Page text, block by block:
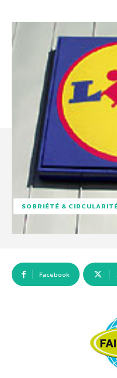
SOBRIÉTÉ &
Facebook